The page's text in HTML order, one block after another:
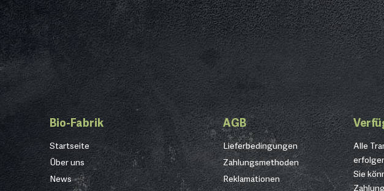
Bio-Fabrik
Startseite
Über uns
News
AGB
Lieferbedingungen
Zahlungsmethoden
Reklamationen
Alle
Sie